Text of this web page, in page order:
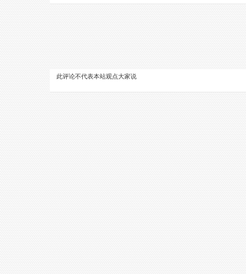
此评论不代表本站观点大家说